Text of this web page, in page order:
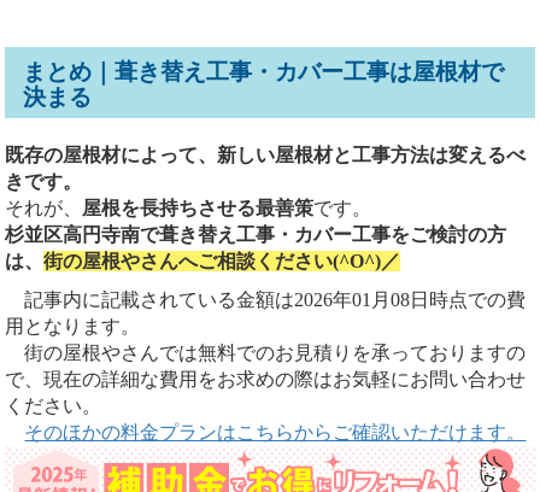
まとめ｜葺き替え工事・カバー工事は屋根材で
決まる
既存の屋根材によって、新しい屋根材と工事方法は変えるべ
きです。
それが、 屋根を長持ちさせる最善策です。
杉並区高円寺南で葺き替え工事・カバー工事をご検討の方
は、街の屋根やさんへご相談ください(^O^)／
記事内に記載されている金額は2026年01月08日時点での費
用となります。
街の屋根やさんでは無料でのお見積りを承っておりますの
で、現在の詳細な費用をお求めの際はお気軽にお問い合わせ
ください。
そのほかの料金プランはこちらからご確認いただけます。